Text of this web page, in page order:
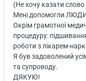
(Не хочу казати
Мені допомогли
Окрім грамотної
процедуру:
роботи з лікарем-
Я був задоволений
та супроводу.
ДЯКУЮ!